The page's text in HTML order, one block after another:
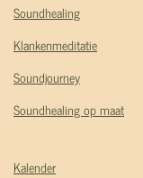
Soundhealing
Klankenmeditatie
Soundjourney
Soundhealing op maat
Kalender